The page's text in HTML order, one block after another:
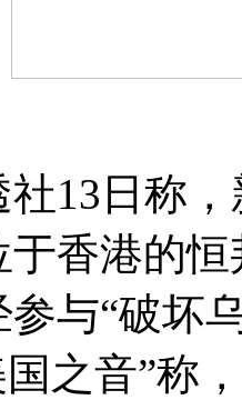
称，新
香港的
与“破坏
国之音”称